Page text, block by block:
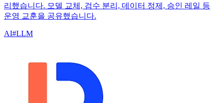
리했습니다. 모델 교체, 검수 분리, 데이터 정제, 승인 레일 등
운영 교훈을 공유했습니다.
AI#LLM